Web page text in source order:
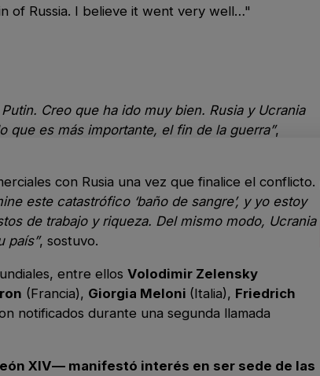
of Russia. I believe it went very well…"
Creo que ha ido muy bien. Rusia y Ucrania
que es más importante, el fin de la guerra”,
con Rusia una vez que finalice el conflicto.
este catastrófico ‘baño de sangre’, y yo estoy
de trabajo y riqueza. Del mismo modo, Ucrania
país”, sostuvo.
entre ellos Volodimir Zelensky
(Francia), Giorgia Meloni (Italia), Friedrich
notificados durante una segunda llamada
XIV— manifestó interés en ser sede de las